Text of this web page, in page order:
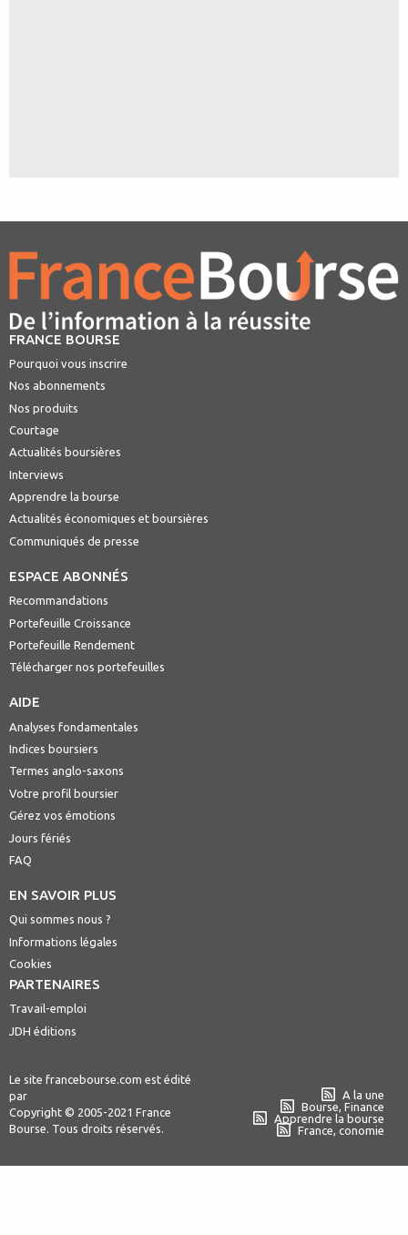
FRANCE BOURSE
Pourquoi vous inscrire
Nos abonnements
Nos produits
Courtage
Actualités boursières
Interviews
Apprendre la bourse
Actualités économiques et boursières
Communiqués de presse
ESPACE ABONNÉS
Recommandations
Portefeuille Croissance
Portefeuille Rendement
Télécharger nos portefeuilles
AIDE
Analyses fondamentales
Indices boursiers
Termes anglo-saxons
Votre profil boursier
Gérez vos émotions
Jours fériés
FAQ
EN SAVOIR PLUS
Qui sommes nous ?
Informations légales
Cookies
PARTENAIRES
Travail-emploi
JDH éditions
Le site francebourse.com est édité
par
Copyright © 2005-2021 France
Bourse. Tous droits réservés.
A la une
Bourse, Finance
Apprendre la bourse
France, conomie